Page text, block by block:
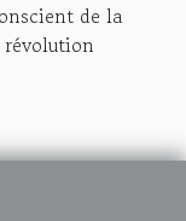
de la